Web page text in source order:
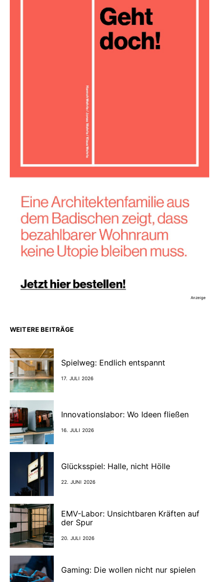
Anzeige
WEITERE BEITRÄGE
Spielweg: Endlich entspannt
17. JULI 2026
Innovationslabor: Wo Ideen fließen
16. JULI 2026
Glücksspiel: Halle, nicht Hölle
22. JUNI 2026
EMV-Labor: Unsichtbaren Kräften auf
der Spur
20. JULI 2026
Gaming: Die wollen nicht nur spielen